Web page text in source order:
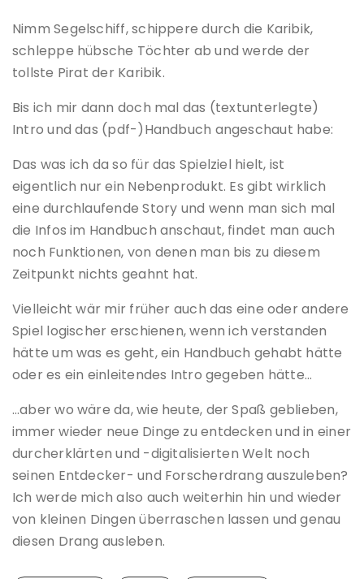
Nimm Segelschiff, schippere durch die Karibik,
schleppe hübsche Töchter ab und werde der
tollste Pirat der Karibik.
Bis ich mir dann doch mal das (textunterlegte)
Intro und das (pdf-)Handbuch angeschaut habe:
Das was ich da so für das Spielziel hielt, ist
eigentlich nur ein Nebenprodukt. Es gibt wirklich
eine durchlaufende Story und wenn man sich mal
die Infos im Handbuch anschaut, findet man auch
noch Funktionen, von denen man bis zu diesem
Zeitpunkt nichts geahnt hat.
Vielleicht wär mir früher auch das eine oder andere
Spiel logischer erschienen, wenn ich verstanden
hätte um was es geht, ein Handbuch gehabt hätte
oder es ein einleitendes Intro gegeben hätte…
…aber wo wäre da, wie heute, der Spaß geblieben,
immer wieder neue Dinge zu entdecken und in einer
durcherklärten und -digitalisierten Welt noch
seinen Entdecker- und Forscherdrang auszuleben?
Ich werde mich also auch weiterhin hin und wieder
von kleinen Dingen überraschen lassen und genau
diesen Drang ausleben.